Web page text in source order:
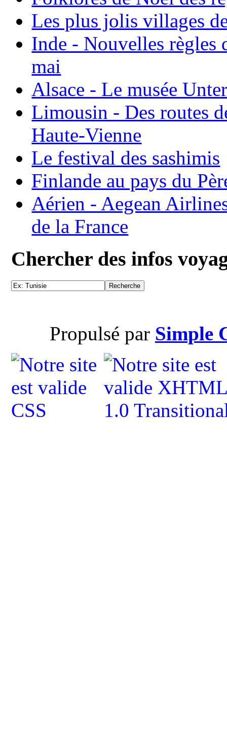
Les plus jolis villages
Inde - Nouvelles règles
mai
Alsace - Le musée
Limousin - Des routes
Haute-Vienne
Le festival des sashimis
Finlande au pays du
Aérien - Aegean
de la France
Chercher des infos
Propulsé par Simple